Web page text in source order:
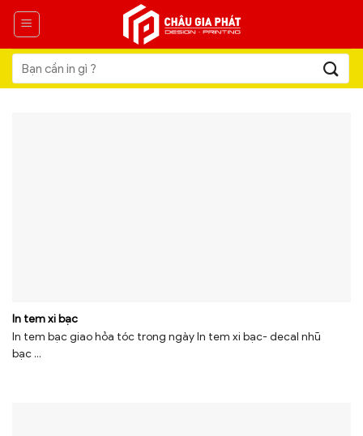
Skip
content
Tìm
kiếm:
In tem xi bạc
In tem bạc giao hỏa tóc trong ngày In tem xi bạc- decal nhũ
bạc ...